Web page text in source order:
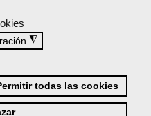
◮
todas las cookies